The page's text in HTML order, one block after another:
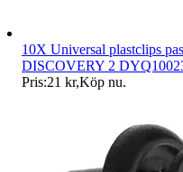
10X Universal plastclips
DISCOVERY 2
Pris:21 kr,Köp nu.